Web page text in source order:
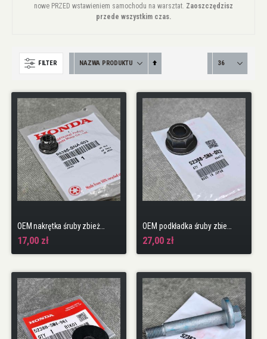
nowe PRZED wstawieniem samochodu na warsztat. Zaoszczędzisz
przede wszystkim czas.
FILTER
Ustaw
kierunek
OEM nakrętka śruby zbieżności Civic 8gen 06-11 4DR sedan
17,00 zł 27,00 zł